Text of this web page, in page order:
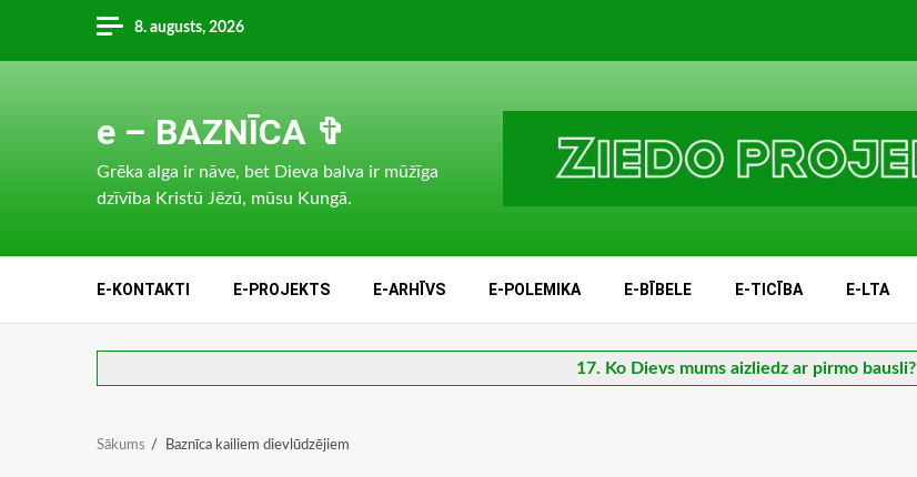
content
8. augusts, 2026
e – BAZNĪCA ✞
Grēka alga ir nāve, bet Dieva balva ir mūžīga
dzīvība Kristū Jēzū, mūsu Kungā.
E-KONTAKTI E-PROJEKTS E-ARHĪVS E-POLEMIKA E-BĪBELE E-TICĪBA E-LTA
17. Ko Dievs mums aizliedz ar pirmo bausli?
Sākums Baznīca kailiem dievlūdzējiem